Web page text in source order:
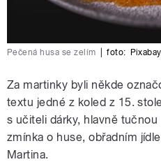
Pečená husa se zelím foto: Pixabay
Za martinky byli někde
textu jedné z koled z 15.
s učiteli dárky, hlavně tučnou
zmínka o huse, obřadním
Martina.